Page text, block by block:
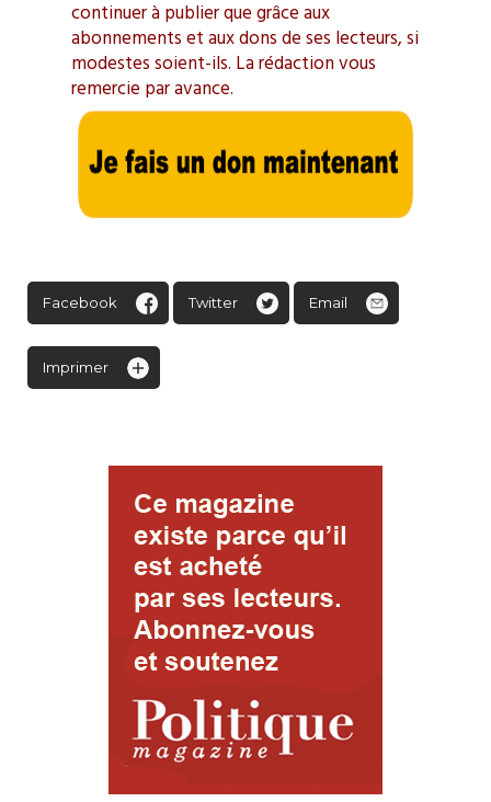
continuer à publier que grâce aux
abonnements et aux dons de ses lecteurs, si
modestes soient-ils. La rédaction vous
remercie par avance.
Facebook Twitter Email
Imprimer